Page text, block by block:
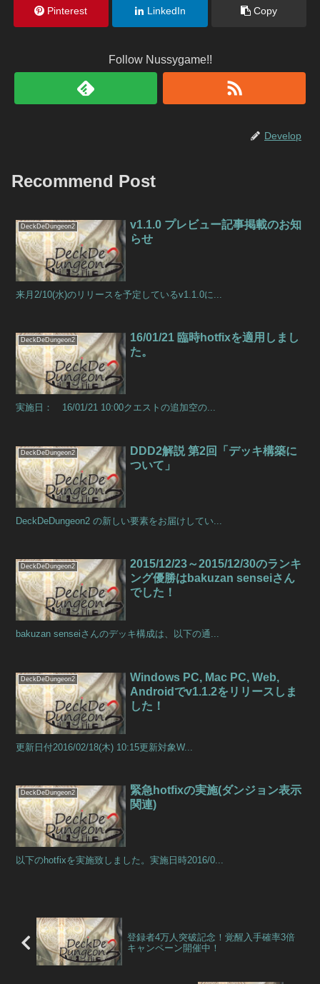
Pinterest LinkedIn Copy
Follow Nussygame!!
Develop
Recommend Post
DeckDeDungeon2
v1.1.0 プレビュー記事掲載のお知
らせ
来月2/10(水)のリリースを予定しているv1.1.0に...
DeckDeDungeon2
16/01/21 臨時hotfixを適用しまし
た。
実施日： 16/01/21 10:00クエストの追加空の...
DeckDeDungeon2
DDD2解説 第2回「デッキ構築に
ついて」
DeckDeDungeon2 の新しい要素をお届けしてい...
DeckDeDungeon2
2015/12/23～2015/12/30のランキ
ング優勝はbakuzan senseiさん
でした！
bakuzan senseiさんのデッキ構成は、以下の通...
DeckDeDungeon2
Windows PC, Mac PC, Web,
Androidでv1.1.2をリリースしま
した！
更新日付2016/02/18(木) 10:15更新対象W...
DeckDeDungeon2
緊急hotfixの実施(ダンジョン表示
関連)
以下のhotfixを実施致しました。実施日時2016/0...
登録者4万人突破記念！覚醒入手確率3倍
キャンペーン開催中！